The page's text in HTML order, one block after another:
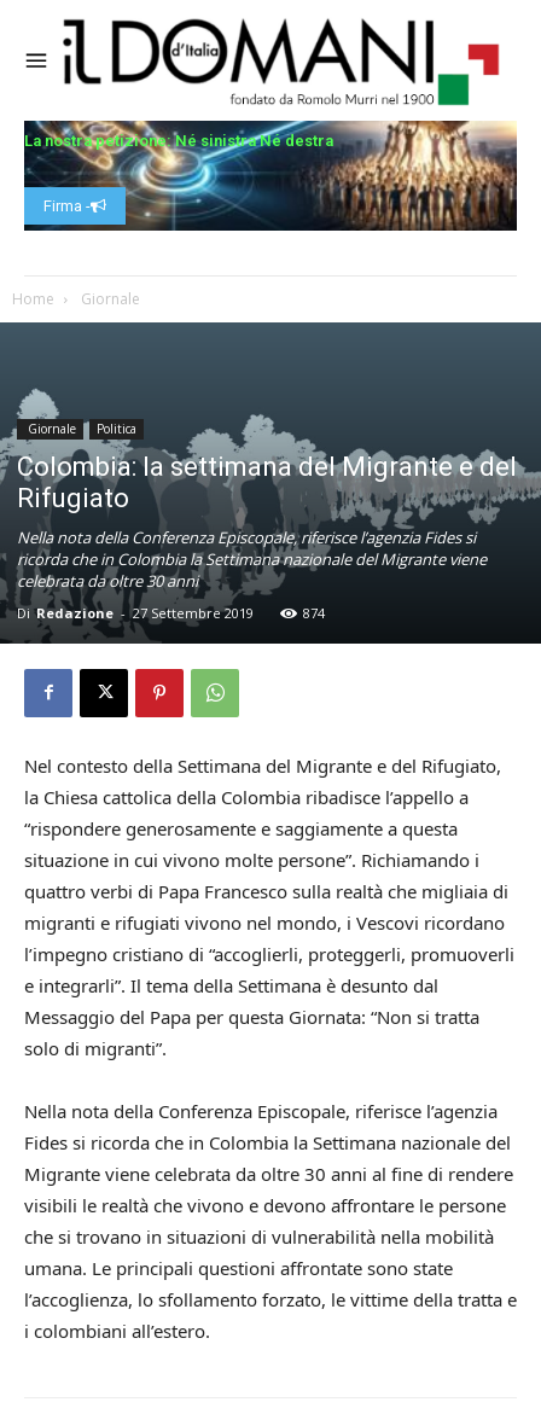
La nostra petizione: Né sinistra Né destra
Firma -
Home Giornale
Giornale Politica
Colombia: la settimana del Migrante e del
Rifugiato
Nella nota della Conferenza Episcopale, riferisce l’agenzia Fides si
ricorda che in Colombia la Settimana nazionale del Migrante viene
celebrata da oltre 30 anni
Di Redazione - 27 Settembre 2019 874
Nel contesto della Settimana del Migrante e del Rifugiato,
la Chiesa cattolica della Colombia ribadisce l’appello a
“rispondere generosamente e saggiamente a questa
situazione in cui vivono molte persone”. Richiamando i
quattro verbi di Papa Francesco sulla realtà che migliaia di
migranti e rifugiati vivono nel mondo, i Vescovi ricordano
l’impegno cristiano di “accoglierli, proteggerli, promuoverli
e integrarli”. Il tema della Settimana è desunto dal
Messaggio del Papa per questa Giornata: “Non si tratta
solo di migranti”.
Nella nota della Conferenza Episcopale, riferisce l’agenzia
Fides si ricorda che in Colombia la Settimana nazionale del
Migrante viene celebrata da oltre 30 anni al fine di rendere
visibili le realtà che vivono e devono affrontare le persone
che si trovano in situazioni di vulnerabilità nella mobilità
umana. Le principali questioni affrontate sono state
l’accoglienza, lo sfollamento forzato, le vittime della tratta e
i colombiani all’estero.